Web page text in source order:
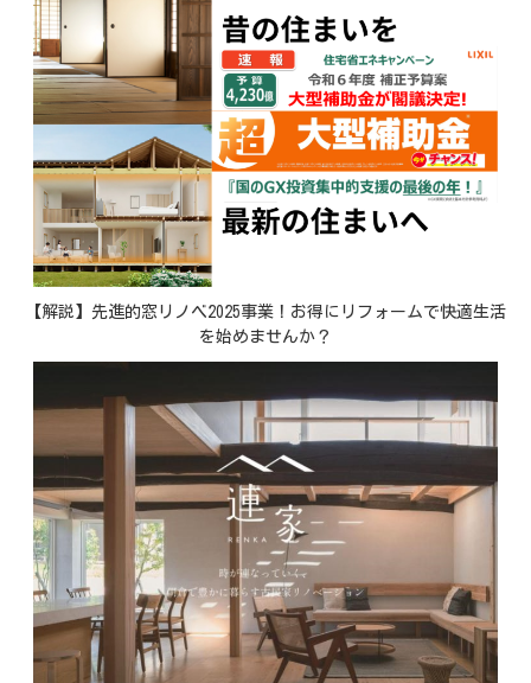
【解説】先進的窓リノベ2025事業！お得にリフォームで快適生活
を始めませんか？